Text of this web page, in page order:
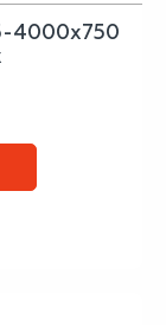
4000х750